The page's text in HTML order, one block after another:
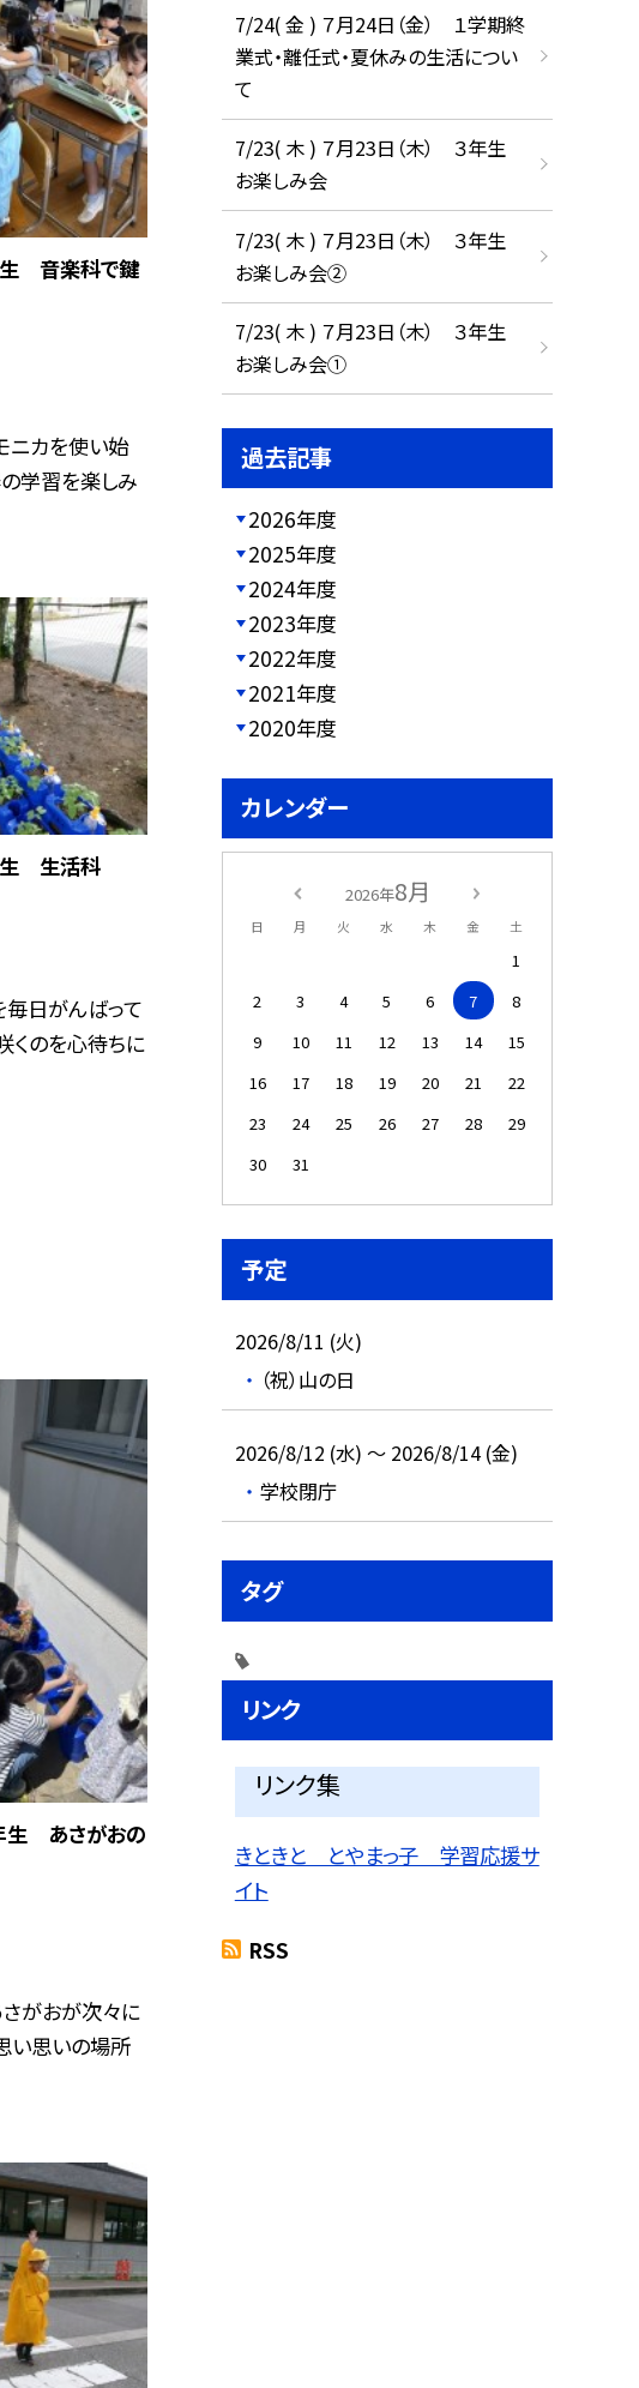
生 音楽科で鍵
ニカを使い始
学習を楽しみ
生 生活科
日がんばって
くのを心待ちに
生 あさがおの
がおが次々に
い思いの場所
7/24( 金 ) ７月24日（金） １学期終
業式・離任式・夏休みの生活につい
て
7/23( 木 ) ７月23日（木） ３年生
お楽しみ会
7/23( 木 ) ７月23日（木） ３年生
お楽しみ会②
7/23( 木 ) ７月23日（木） ３年生
お楽しみ会①
過去記事
2026年度
2025年度
2024年度
2023年度
2022年度
2021年度
2020年度
カレンダー
2026年8月
日 月 火 水 木 金 土
1
2
3 4 5 6 7
8
9
10 11 12 13 14
15
16
17 18 19 20 21
22
23
24 25 26 27 28
29
30
31
予定
2026/8/11 (火)
（祝）山の日
2026/8/12 (水) ～ 2026/8/14 (金)
学校閉庁
タグ
リンク
リンク集
きときと とやまっ子 学習応援サ
イト
RSS